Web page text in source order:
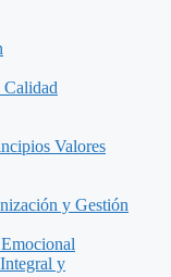
Calidad
Valores
y Gestión
y